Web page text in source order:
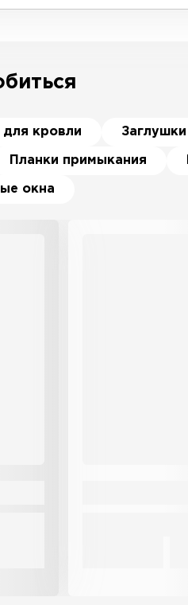
кровли Заглушки
Планки примыкания
окна